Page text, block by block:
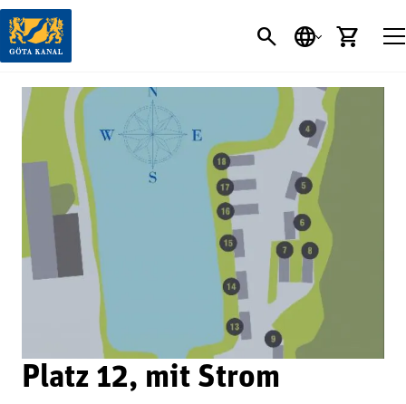
SEARCH
SPRACHE
Platz 12, mit Strom